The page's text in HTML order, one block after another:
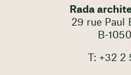
Rada
29 rue Paul
B-
T: +32 2